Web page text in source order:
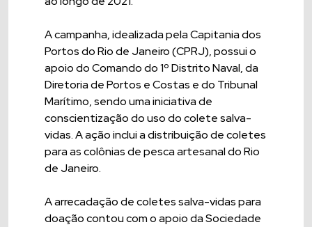
A campanha, idealizada pela Capitania dos
Portos do Rio de Janeiro (CPRJ), possui o
apoio do Comando do 1º Distrito Naval, da
Diretoria de Portos e Costas e do Tribunal
Marítimo, sendo uma iniciativa de
conscientização do uso do colete salva-
vidas. A ação inclui a distribuição de coletes
para as colônias de pesca artesanal do Rio
de Janeiro.
A arrecadação de coletes salva-vidas para
doação contou com o apoio da Sociedade